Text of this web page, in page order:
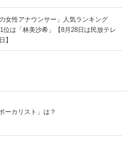
女性アナウンサー」人気ランキング
は「林美沙希」【8月28日は民放テレ
】
ーカリスト」は？